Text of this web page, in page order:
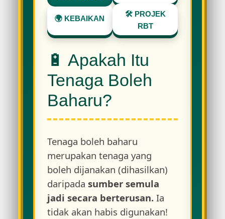
🌍 KEBAIKAN
🛠️ PROJEK
RBT
🔋 Apakah Itu
Tenaga Boleh
Baharu?
Tenaga boleh baharu
merupakan tenaga yang
boleh dijanakan (dihasilkan)
daripada sumber semula
jadi secara berterusan.Ia
tidak akan habis digunakan!